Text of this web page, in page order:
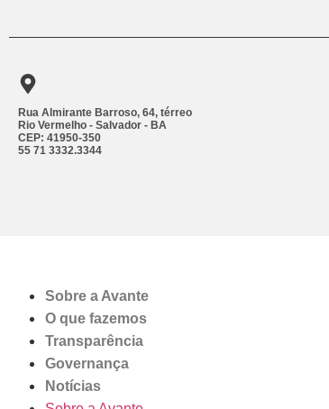
Rua Almirante Barroso, 64, térreo
Rio Vermelho - Salvador - BA
CEP: 41950-350
55 71 3332.3344
Sobre a Avante
O que fazemos
Transparência
Governança
Notícias